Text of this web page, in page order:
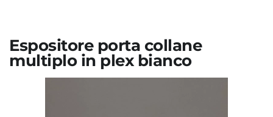
Espositore porta collane
multiplo in plex bianco